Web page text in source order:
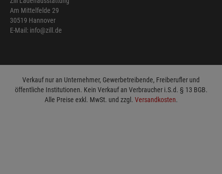
Am Mittelfelde 29
30519 Hannover
E-Mail: info@zill.de
Verkauf nur an Unternehmer, Gewerbetreibende, Freiberufler und
öffentliche Institutionen. Kein Verkauf an Verbraucher i.S.d. § 13 BGB.
Alle Preise exkl. MwSt. und zzgl. Versandkosten.